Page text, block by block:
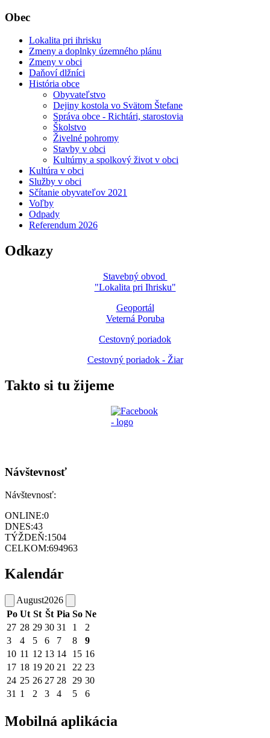
Obec
Lokalita pri ihrisku
Zmeny a doplnky územného plánu
Zmeny v obci
Daňoví dlžníci
História obce
Obyvateľstvo
Dejiny kostola vo Svätom Štefane
Správa obce - Richtári, starostovia
Školstvo
Živelné pohromy
Stavby v obci
Kultúrny a spolkový život v obci
Kultúra v obci
Služby v obci
Sčítanie obyvateľov 2021
Voľby
Odpady
Referendum 2026
Odkazy
Stavebný obvod
"Lokalita pri Ihrisku"
Geoportál
Veterná Poruba
Cestovný poriadok
Cestovný poriadok - Žiar
Takto si tu žijeme
Návštevnosť
Návštevnosť:
ONLINE:0
DNES:43
TÝŽDEŇ:1504
CELKOM:694963
Kalendár
August2026
Po Ut St Št Pia So Ne
27 28 29 30 31 1
2
3
4 5 6 7 8
9
10 11 12 13 14 15 16
17 18 19 20 21 22 23
24 25 26 27 28 29 30
31 1 2 3 4 5 6
Mobilná aplikácia